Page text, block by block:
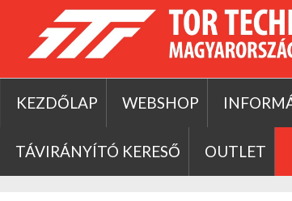
KEZDŐLAP WEBSHOP
TÁVIRÁNYÍTÓ KERESŐ OUTLET